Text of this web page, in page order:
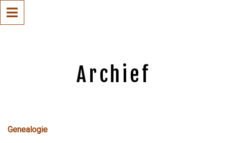
Archief
Genealogie